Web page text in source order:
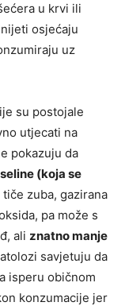
u krvi ili
osjećaju
uz
su postojale
utjecati na
pokazuju da
(koja se
tiče zuba, gazirana
pa može s
ali znatno manje
savjetuju da
isperu običnom
konzumacije jer